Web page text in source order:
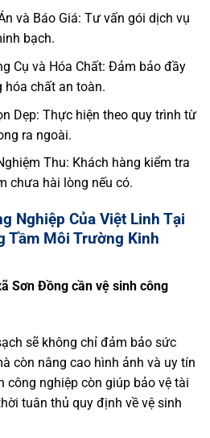
và Báo Giá: Tư vấn gói dịch vụ
bạch.
Cụ và Hóa Chất: Đảm bảo đầy
hóa chất an toàn.
Dẹp: Thực hiện theo quy trình từ
ra ngoài.
Thu: Khách hàng kiểm tra
chưa hài lòng nếu có.
Nghiệp Của Việt Linh Tại
Tầm Môi Trường Kinh
Sơn Đồng cần vệ sinh công
sẽ không chỉ đảm bảo sức
còn nâng cao hình ảnh và uy tín
công nghiệp còn giúp bảo vệ tài
tuân thủ quy định về vệ sinh